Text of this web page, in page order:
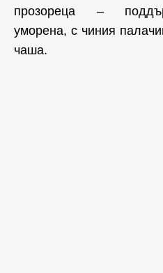
прозореца –
уморена, с чиния
чаша.